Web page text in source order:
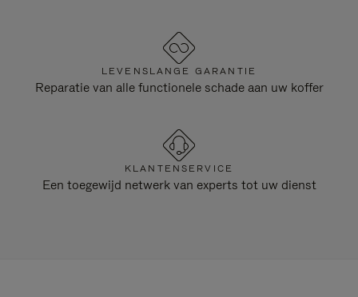
LEVENSLANGE GARANTIE
Reparatie van alle functionele schade aan uw koffer
KLANTENSERVICE
Een toegewijd netwerk van experts tot uw dienst